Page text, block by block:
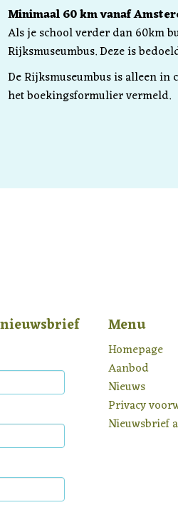
Minimaal 60 km vanaf
Als je school verder dan 60km
Rijksmuseumbus. Deze is
De Rijksmuseumbus is alleen in
het boekingsformulier vermeld.
Menu
Homepage
Aanbod
Nieuws
Privacy
Nieuwsbrief